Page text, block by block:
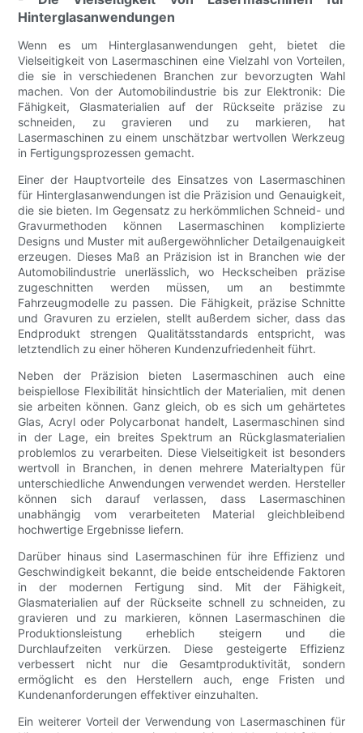
Hinterglasanwendungen
Wenn es um Hinterglasanwendungen geht, bietet die
Vielseitigkeit von Lasermaschinen eine Vielzahl von Vorteilen,
die sie in verschiedenen Branchen zur bevorzugten Wahl
machen. Von der Automobilindustrie bis zur Elektronik: Die
Fähigkeit, Glasmaterialien auf der Rückseite präzise zu
schneiden, zu gravieren und zu markieren, hat
Lasermaschinen zu einem unschätzbar wertvollen Werkzeug
in Fertigungsprozessen gemacht.
Einer der Hauptvorteile des Einsatzes von Lasermaschinen
für Hinterglasanwendungen ist die Präzision und Genauigkeit,
die sie bieten. Im Gegensatz zu herkömmlichen Schneid- und
Gravurmethoden können Lasermaschinen komplizierte
Designs und Muster mit außergewöhnlicher Detailgenauigkeit
erzeugen. Dieses Maß an Präzision ist in Branchen wie der
Automobilindustrie unerlässlich, wo Heckscheiben präzise
zugeschnitten werden müssen, um an bestimmte
Fahrzeugmodelle zu passen. Die Fähigkeit, präzise Schnitte
und Gravuren zu erzielen, stellt außerdem sicher, dass das
Endprodukt strengen Qualitätsstandards entspricht, was
letztendlich zu einer höheren Kundenzufriedenheit führt.
Neben der Präzision bieten Lasermaschinen auch eine
beispiellose Flexibilität hinsichtlich der Materialien, mit denen
sie arbeiten können. Ganz gleich, ob es sich um gehärtetes
Glas, Acryl oder Polycarbonat handelt, Lasermaschinen sind
in der Lage, ein breites Spektrum an Rückglasmaterialien
problemlos zu verarbeiten. Diese Vielseitigkeit ist besonders
wertvoll in Branchen, in denen mehrere Materialtypen für
unterschiedliche Anwendungen verwendet werden. Hersteller
können sich darauf verlassen, dass Lasermaschinen
unabhängig vom verarbeiteten Material gleichbleibend
hochwertige Ergebnisse liefern.
Darüber hinaus sind Lasermaschinen für ihre Effizienz und
Geschwindigkeit bekannt, die beide entscheidende Faktoren
in der modernen Fertigung sind. Mit der Fähigkeit,
Glasmaterialien auf der Rückseite schnell zu schneiden, zu
gravieren und zu markieren, können Lasermaschinen die
Produktionsleistung erheblich steigern und die
Durchlaufzeiten verkürzen. Diese gesteigerte Effizienz
verbessert nicht nur die Gesamtproduktivität, sondern
ermöglicht es den Herstellern auch, enge Fristen und
Kundenanforderungen effektiver einzuhalten.
Ein weiterer Vorteil der Verwendung von Lasermaschinen für